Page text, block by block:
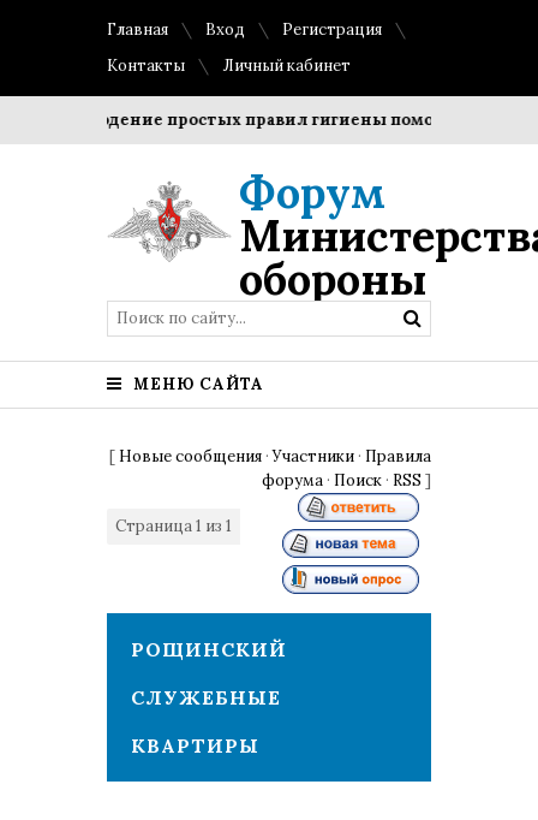
Главная Вход
Регистрация
Контакты
Личный кабинет
Соблюдение простых правил гигиены помогает
Форум
обороны
МЕНЮ САЙТА
[ Новые сообщения ·Участники · Правила
форума · Поиск · RSS ]
Страница1 из 1
РОЩИНСКИЙ
СЛУЖЕБНЫЕ
КВАРТИРЫ